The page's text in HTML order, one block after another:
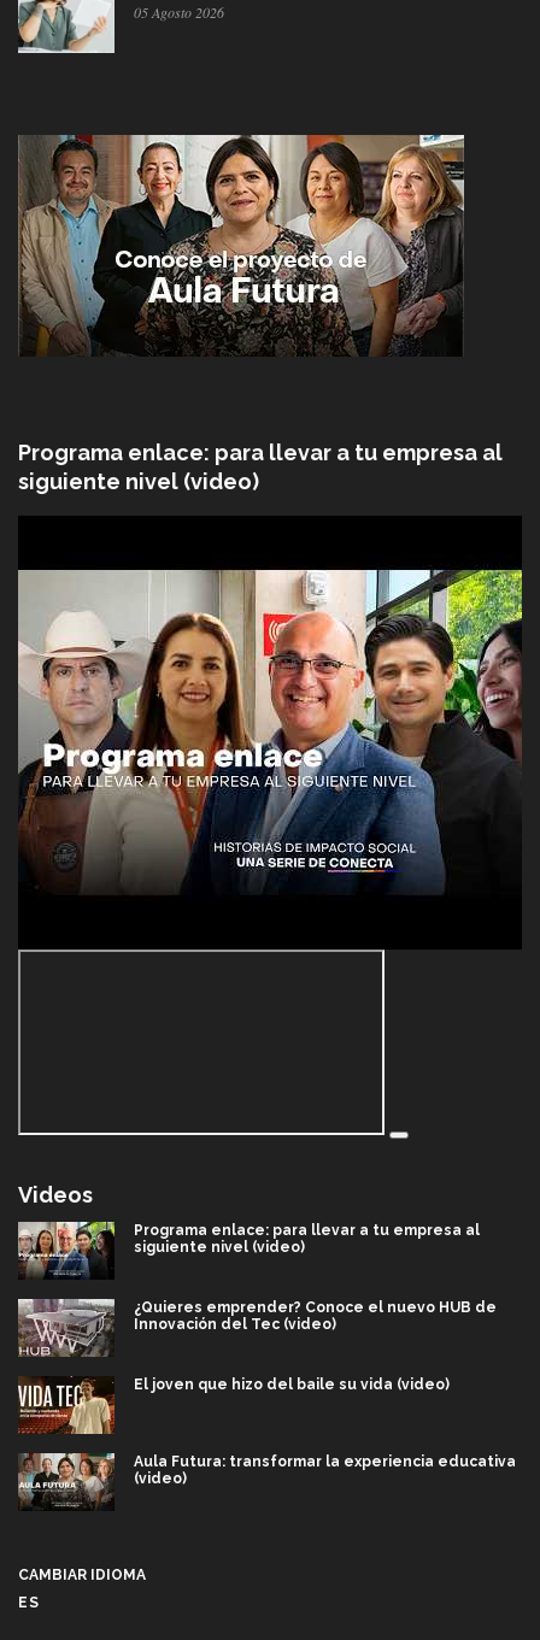
05 Agosto 2026
Programa enlace: para llevar a tu empresa al
siguiente nivel (video)
Videos
Programa enlace: para llevar a tu empresa al
siguiente nivel (video)
¿Quieres emprender? Conoce el nuevo HUB de
Innovación del Tec (video)
El joven que hizo del baile su vida (video)
Aula Futura: transformar la experiencia educativa
(video)
CAMBIAR IDIOMA
ES